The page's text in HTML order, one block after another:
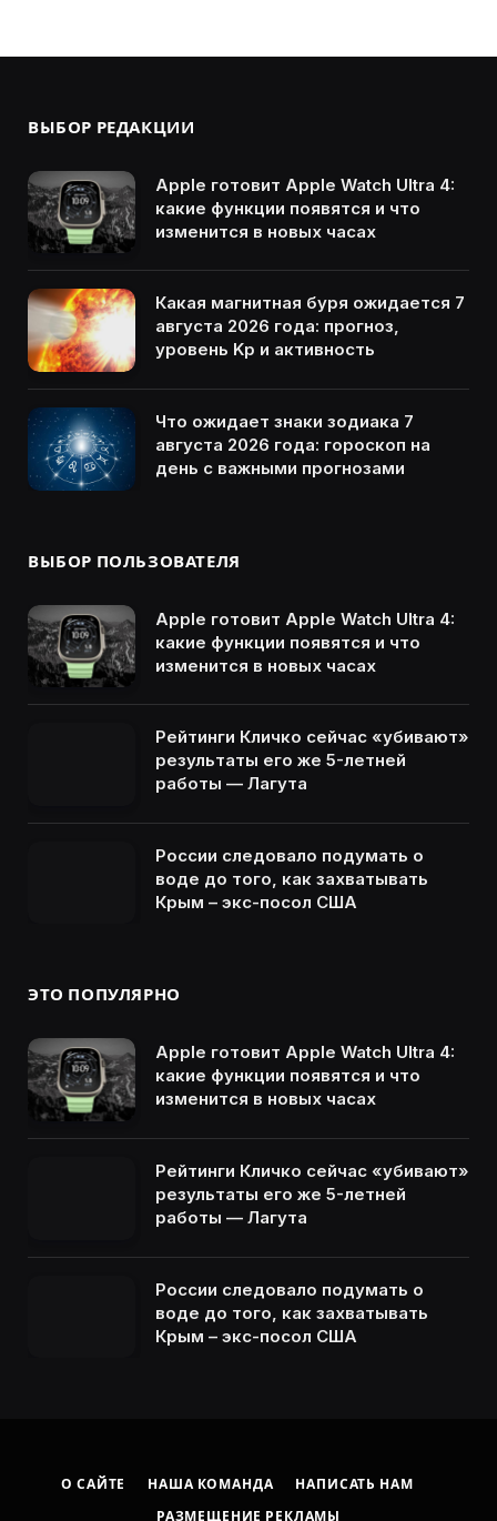
ВЫБОР РЕДАКЦИИ
Apple готовит Apple Watch Ultra 4:
какие функции появятся и что
изменится в новых часах
Какая магнитная буря ожидается 7
августа 2026 года: прогноз,
уровень Kp и активность
Что ожидает знаки зодиака 7
августа 2026 года: гороскоп на
день с важными прогнозами
ВЫБОР ПОЛЬЗОВАТЕЛЯ
Apple готовит Apple Watch Ultra 4:
какие функции появятся и что
изменится в новых часах
Рейтинги Кличко сейчас «убивают»
результаты его же 5-летней
работы — Лагута
России следовало подумать о
воде до того, как захватывать
Крым – экс-посол США
ЭТО ПОПУЛЯРНО
Apple готовит Apple Watch Ultra 4:
какие функции появятся и что
изменится в новых часах
Рейтинги Кличко сейчас «убивают»
результаты его же 5-летней
работы — Лагута
России следовало подумать о
воде до того, как захватывать
Крым – экс-посол США
О САЙТЕ НАША КОМАНДА
НАПИСАТЬ НАМ
РАЗМЕЩЕНИЕ РЕКЛАМЫ